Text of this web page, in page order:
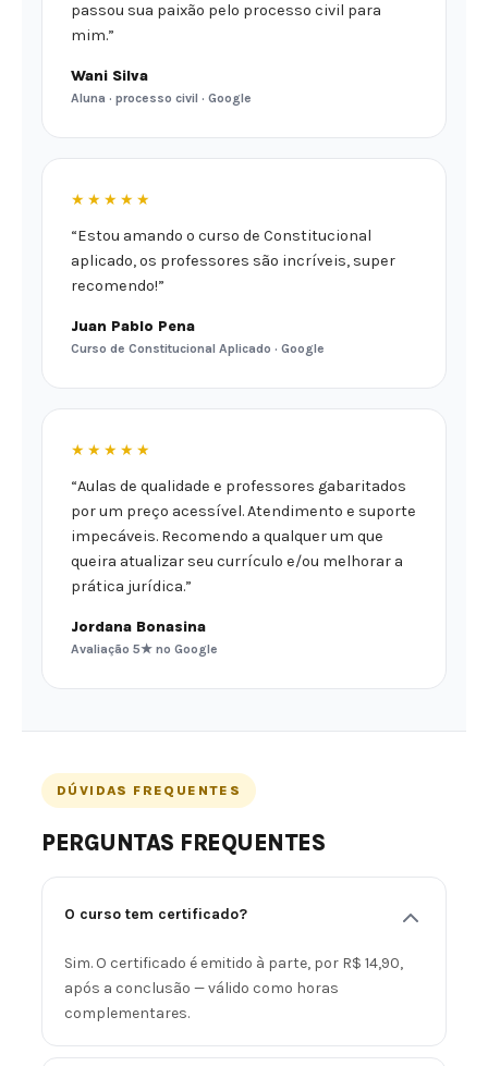
passou sua paixão pelo processo civil para
mim.”
Wani Silva
Aluna · processo civil · Google
★★★★★
“Estou amando o curso de Constitucional
aplicado, os professores são incríveis, super
recomendo!”
Juan Pablo Pena
Curso de Constitucional Aplicado · Google
★★★★★
“Aulas de qualidade e professores gabaritados
por um preço acessível. Atendimento e suporte
impecáveis. Recomendo a qualquer um que
queira atualizar seu currículo e/ou melhorar a
prática jurídica.”
Jordana Bonasina
Avaliação 5★ no Google
DÚVIDAS FREQUENTES
PERGUNTAS FREQUENTES
O curso tem certificado?
Sim. O certificado é emitido à parte, por R$ 14,90,
após a conclusão — válido como horas
complementares.